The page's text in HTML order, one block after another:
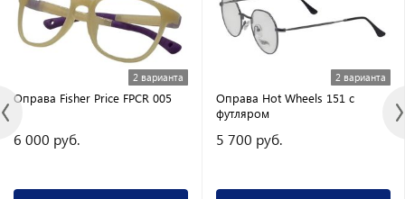
2 варианта
Оправа Fisher Price FPCR 005
6 000 руб.
2 варианта
Оправа Hot Wheels 151 с
футляром
5 700 руб.